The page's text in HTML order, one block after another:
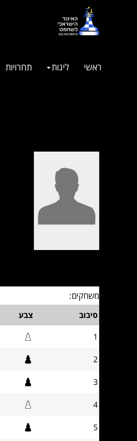
ראשי ליגות תחרויות
משחקים:
סיבוב צבע
1
2
3
4
5